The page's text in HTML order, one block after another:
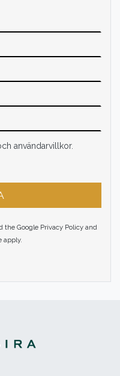
användarvillkor.
the Google Privacy Policy and
apply.